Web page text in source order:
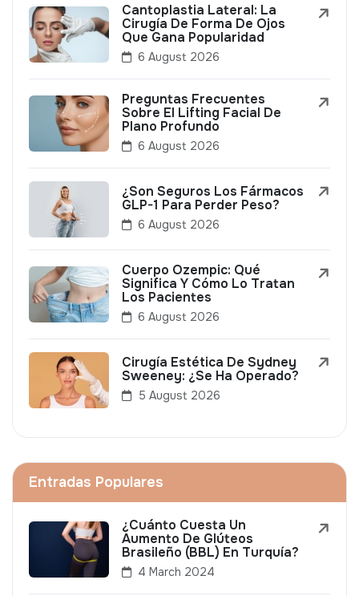
Cantoplastia Lateral: La
Cirugía De Forma De Ojos
Que Gana Popularidad
6 August 2026
Preguntas Frecuentes
Sobre El Lifting Facial De
Plano Profundo
6 August 2026
¿Son Seguros Los Fármacos
GLP-1 Para Perder Peso?
6 August 2026
Cuerpo Ozempic: Qué
Significa Y Cómo Lo Tratan
Los Pacientes
6 August 2026
Cirugía Estética De Sydney
Sweeney: ¿Se Ha Operado?
5 August 2026
Entradas Populares
¿Cuánto Cuesta Un
Aumento De Glúteos
Brasileño (BBL) En Turquía?
4 March 2024